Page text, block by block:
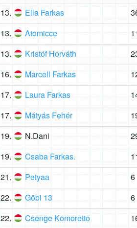
13. Ella Farkas
13. Atomicce
13. Kristóf Horváth
16. Marcell Farkas
17. Laura Farkas
17. Mátyás Fehér
19. N.Dani
19. Csaba Farkas.
21. Petyaa 6
22. Göbi 13 6
22. Csenge Komoretto